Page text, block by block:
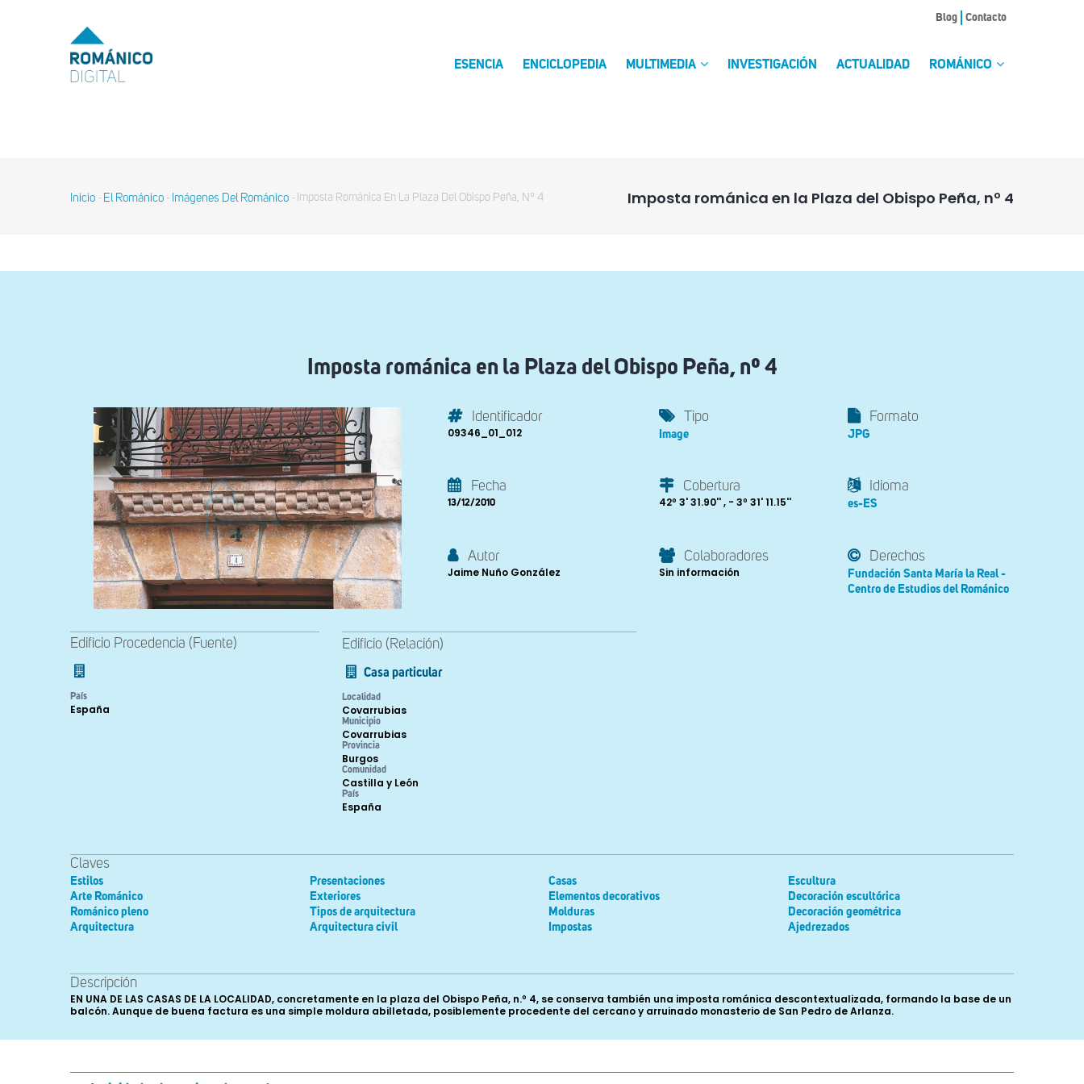
MENU
TOP
Blog Contacto
ESENCIA ENCICLOPEDIA MULTIMEDIA INVESTIGACIÓN ACTUALIDAD ROMÁNICO
Imposta románica en la Plaza del Obispo Peña, nº 4
Sobrescribir
Inicio - El Románico - Imágenes Del Románico - Imposta Románica En La Plaza Del Obispo Peña, Nº 4
Imposta románica en la Plaza del Obispo Peña, nº 4
Identificador
09346_01_012
Tipo
Image
Formato
JPG
Fecha
13/12/2010
Cobertura
42º 3' 31.90'' , - 3º 31' 11.15''
Idioma
es-ES
Autor
Jaime Nuño González
Colaboradores
Sin información
Derechos
Fundación Santa María la Real -
Centro de Estudios del Románico
Edificio Procedencia (Fuente)
País
España
Edificio (Relación)
Casa particular
Localidad
Covarrubias
Municipio
Covarrubias
Provincia
Burgos
Comunidad
Castilla y León
País
España
Claves
Estilos
Arte Románico
Románico pleno
Arquitectura
Presentaciones
Exteriores
Tipos de arquitectura
Arquitectura civil
Casas
Elementos decorativos
Molduras
Impostas
Escultura
Decoración escultórica
Decoración geométrica
Ajedrezados
Descripción
EN UNA DE LAS CASAS DE LA LOCALIDAD, concretamente en la plaza del Obispo Peña, n.º 4, se conserva también una imposta románica descontextualizada, formando la base de un
balcón. Aunque de buena factura es una simple moldura abilletada, posiblemente procedente del cercano y arruinado monasterio de San Pedro de Arlanza.